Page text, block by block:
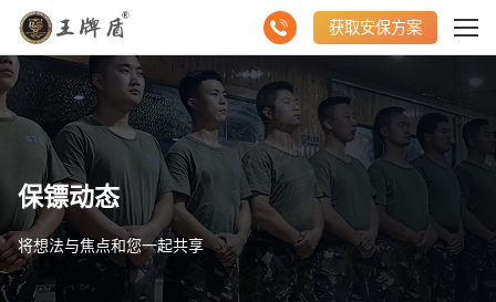
获取安保方案
保镖动态
将想法与焦点和您一起共享